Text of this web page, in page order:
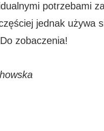
potrzebami
jednak używa
zobaczenia!